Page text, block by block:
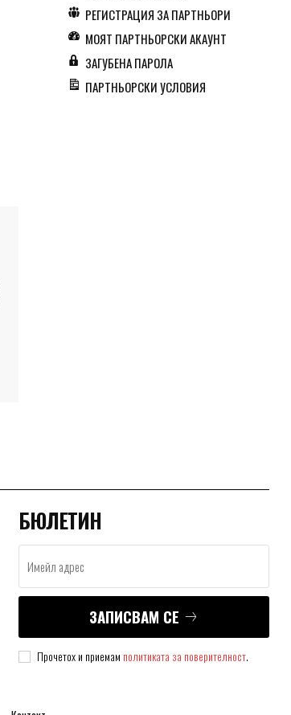
РЕГИСТРАЦИЯ ЗА ПАРТНЬОРИ
МОЯТ ПАРТНЬОРСКИ АКАУНТ
ЗАГУБЕНА ПАРОЛА
ПАРТНЬОРСКИ УСЛОВИЯ
БЮЛЕТИН
ЗАПИСВАМ СЕ
Прочетох и приемам политиката за поверителност.